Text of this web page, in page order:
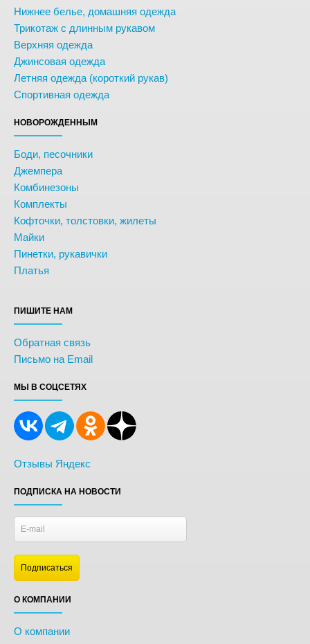
Нижнее белье, домашняя одежда
Трикотаж с длинным рукавом
Верхняя одежда
Джинсовая одежда
Летняя одежда (короткий рукав)
Спортивная одежда
НОВОРОЖДЕННЫМ
Боди, песочники
Джемпера
Комбинезоны
Комплекты
Кофточки, толстовки, жилеты
Майки
Пинетки, рукавички
Платья
ПИШИТЕ НАМ
Обратная связь
Письмо на Email
МЫ В СОЦСЕТЯХ
Отзывы Яндекс
ПОДПИСКА НА НОВОСТИ
О КОМПАНИИ
О компании